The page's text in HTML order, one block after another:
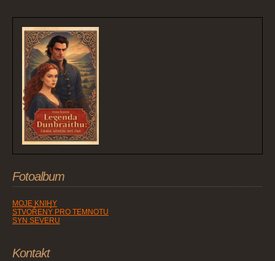
Fotoalbum
MOJE KNIHY
STVOŘENÝ PRO TEMNOTU
SYN SEVERU
Kontakt